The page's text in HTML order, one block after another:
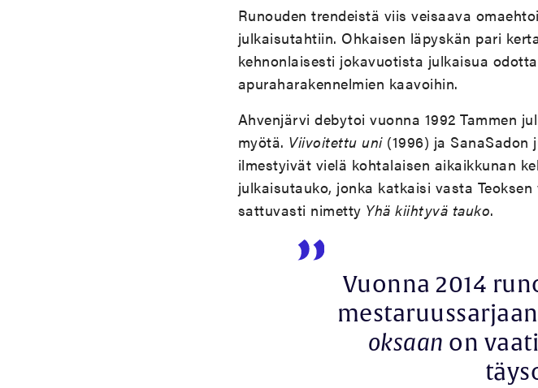
Runouden trendeistä viis veisaava
julkaisutahtiin. Ohkaisen läpyskän pari
kehnonlaisesti jokavuotista julkaisua
apuraharakennelmien kaavoihin.
Ahvenjärvi debytoi vuonna 1992 Tammen
myötä. Viivoitettu uni (1996) ja
ilmestyivät vielä kohtalaisen aikaikkunan
julkaisutauko, jonka katkaisi vasta
sattuvasti nimetty Yhä kiihtyvä tauko.
Vuonna 2014
oksaan on